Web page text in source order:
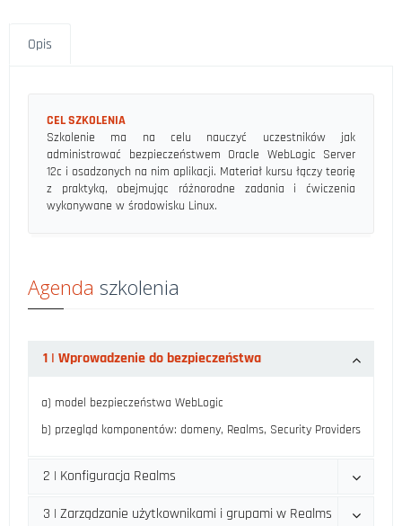
Opis
CEL SZKOLENIA
Szkolenie ma na celu nauczyć uczestników jak
administrować bezpieczeństwem Oracle WebLogic Server
12c i osadzonych na nim aplikacji. Materiał kursu łączy teorię
z praktyką, obejmując różnorodne zadania i ćwiczenia
wykonywane w środowisku Linux.
Agenda szkolenia
1 | Wprowadzenie do bezpieczeństwa
a) model bezpieczeństwa WebLogic
b) przegląd komponentów: domeny, Realms, Security Providers
2 | Konfiguracja Realms
3 | Zarządzanie użytkownikami i grupami w Realms